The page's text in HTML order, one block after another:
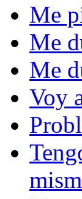
Me
Me
Me
Voy